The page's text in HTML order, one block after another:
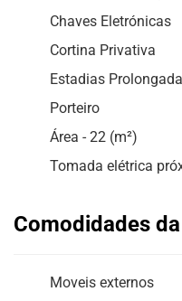
Chaves Eletrónicas
Cortina Privativa
Estadias
Porteiro
Área - 22 (m²)
Tomada elétrica
Comodidades
Moveis externos